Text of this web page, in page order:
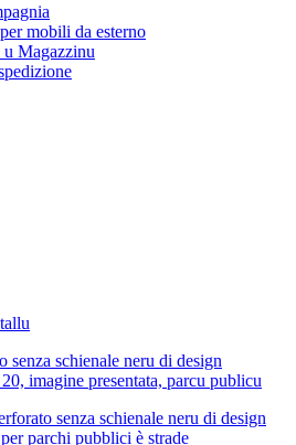
mobili da esterno
Magazzinu